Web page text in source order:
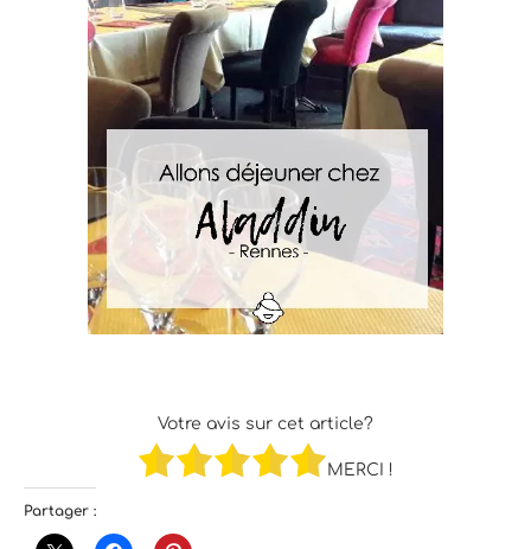
Votre avis sur cet article?
MERCI !
Partager :